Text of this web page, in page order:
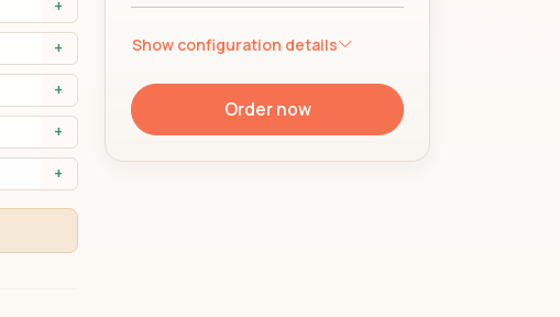
+
+
+
+
+
Show configuration details
Order now